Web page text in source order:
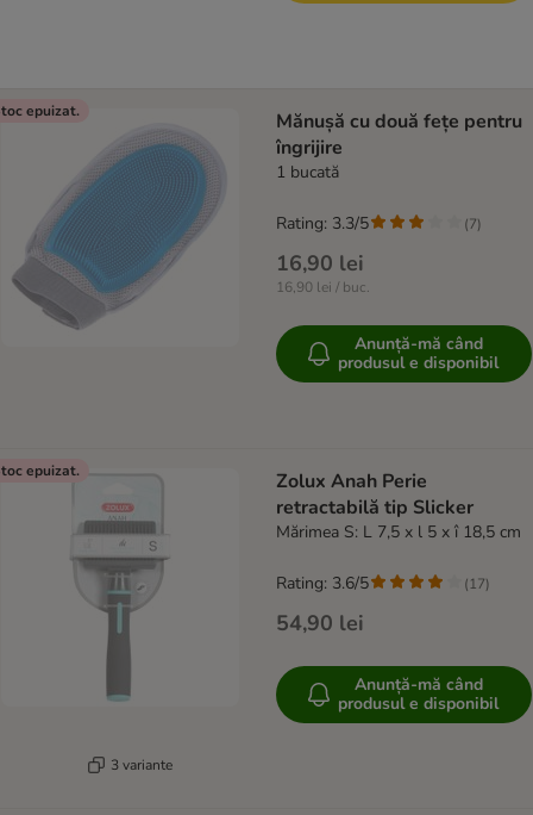
epuizat.
Mănușă cu două fețe pentru
îngrijire
1 bucată
16,90 lei
16,90 lei / buc.
Rating: 3.3/5 (7)
Anunță-mă când
produsul e disponibil
epuizat.
3 variante
Zolux Anah Perie
retractabilă tip Slicker
Mărimea S: L 7,5 x l 5 x î 18,5 cm
54,90 lei
Rating: 3.6/5 (17)
Anunță-mă când
produsul e disponibil